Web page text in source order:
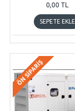
0,00 TL
SEPETE EKLE
ÖN SIPARIŞ